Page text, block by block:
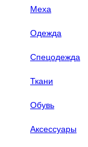
Меха
Одежда
Спецодежда
Ткани
Обувь
Аксессуары